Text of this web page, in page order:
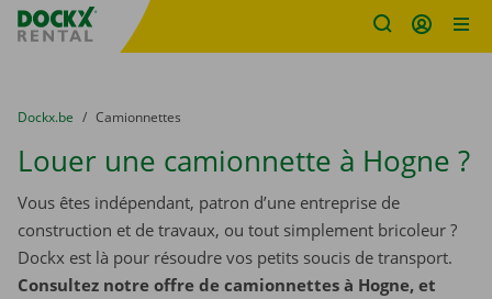
sitename
You are here:
du
Dockx.be to
Camionnettes
Louer une camionnette à Hogne ?
Vous êtes indépendant, patron d’une entreprise de
construction et de travaux, ou tout simplement bricoleur ?
Dockx est là pour résoudre vos petits soucis de transport.
Consultez notre offre de camionnettes à Hogne, et